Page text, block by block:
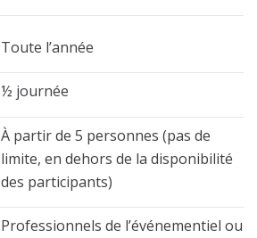
Toute l’année
½ journée
À partir de 5 personnes (pas de
limite, en dehors de la disponibilité
des participants)
Professionnelsde l’événementiel ou